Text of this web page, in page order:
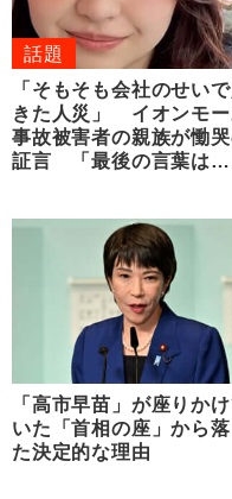
話題
「そもそも会社のせい
きた人災」 イオンモ
事故被害者の親族が慟
証言 「最後の言葉は…
「高市早苗」が座りか
いた「首相の座」から
た決定的な理由